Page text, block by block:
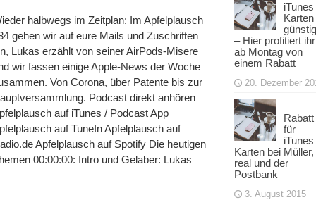
halbwegs im Zeitplan: Im Apfelplausch
gehen wir auf eure Mails und Zuschriften
Lukas erzählt von seiner AirPods-Misere
wir fassen einige Apple-News der Woche
Von Corona, über Patente bis zur
Podcast direkt anhören
auf iTunes / Podcast App
auf TuneIn Apfelplausch auf
Apfelplausch auf Spotify Die heutigen
00:00:00: Intro und Gelaber: Lukas
iTunes
Karten
– Hier profitiert ihr
ab Montag von
einem Rabatt
20. Dezember
Rabatt
für
iTunes
Karten bei Müller,
real und der
Postbank
3. August 2015